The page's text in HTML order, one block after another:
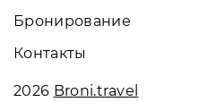
Бронирование
Контакты
2026 Broni.travel